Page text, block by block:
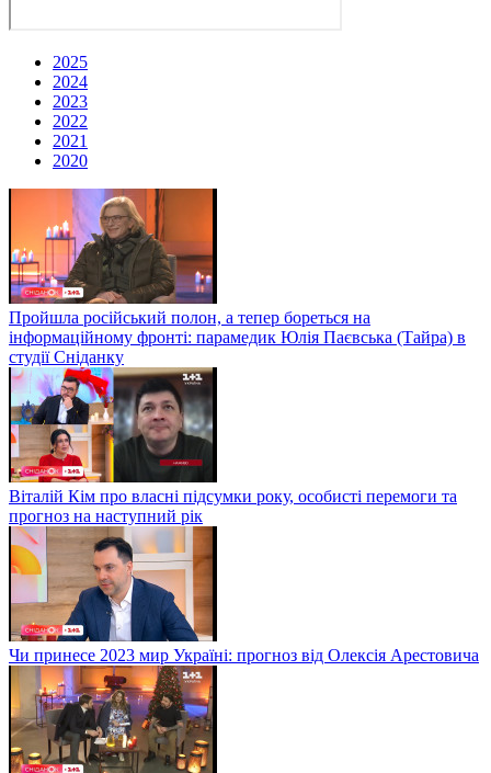
2025
2024
2023
2022
2021
2020
Пройшла російський полон, а тепер бореться на
інформаційному фронті: парамедик Юлія Паєвська (Тайра) в
студії Сніданку
Віталій Кім про власні підсумки року, особисті перемоги та
прогноз на наступний рік
Чи принесе 2023 мир Україні: прогноз від Олексія Арестовича